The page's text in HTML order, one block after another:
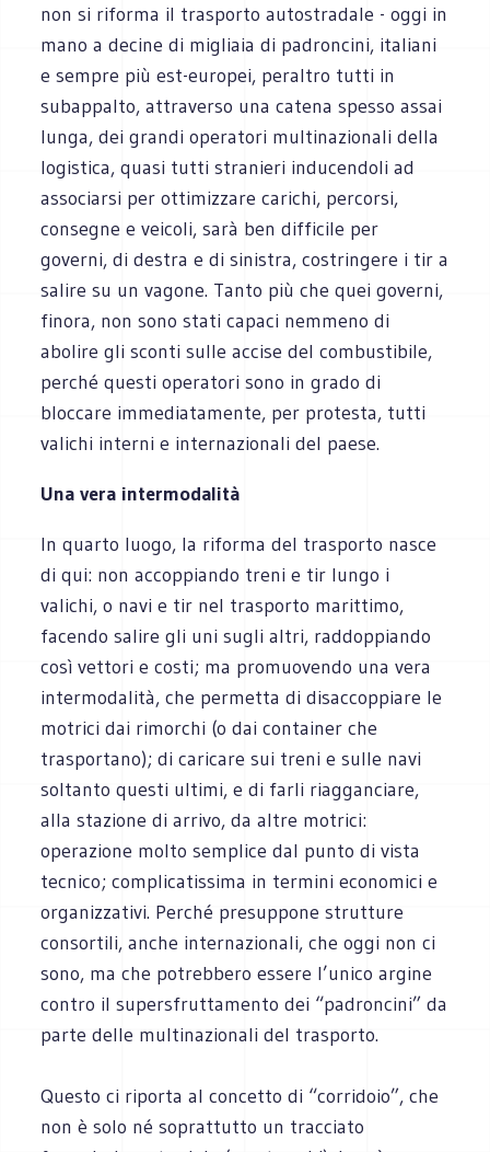
non si riforma il trasporto autostradale - oggi in
mano a decine di migliaia di padroncini, italiani
e sempre più est-europei, peraltro tutti in
subappalto, attraverso una catena spesso assai
lunga, dei grandi operatori multinazionali della
logistica, quasi tutti stranieri inducendoli ad
associarsi per ottimizzare carichi, percorsi,
consegne e veicoli, sarà ben difficile per
governi, di destra e di sinistra, costringere i tir a
salire su un vagone. Tanto più che quei governi,
finora, non sono stati capaci nemmeno di
abolire gli sconti sulle accise del combustibile,
perché questi operatori sono in grado di
bloccare immediatamente, per protesta, tutti
valichi interni e internazionali del paese.
Una vera intermodalità
In quarto luogo, la riforma del trasporto nasce
di qui: non accoppiando treni e tir lungo i
valichi, o navi e tir nel trasporto marittimo,
facendo salire gli uni sugli altri, raddoppiando
così vettori e costi; ma promuovendo una vera
intermodalità, che permetta di disaccoppiare le
motrici dai rimorchi (o dai container che
trasportano); di caricare sui treni e sulle navi
soltanto questi ultimi, e di farli riagganciare,
alla stazione di arrivo, da altre motrici:
operazione molto semplice dal punto di vista
tecnico; complicatissima in termini economici e
organizzativi. Perché presuppone strutture
consortili, anche internazionali, che oggi non ci
sono, ma che potrebbero essere l’unico argine
contro il supersfruttamento dei “padroncini” da
parte delle multinazionali del trasporto.
Questo ci riporta al concetto di “corridoio”, che
non è solo né soprattutto un tracciato